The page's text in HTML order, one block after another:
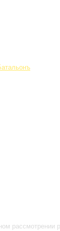
рассмотрении